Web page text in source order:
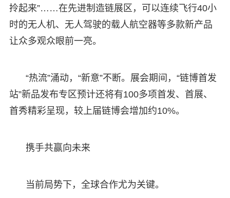
拎起来”……在先进制造链展区，可以连续飞行40小
时的无人机、无人驾驶的载人航空器等多款新产品
让众多观众眼前一亮。
“热流”涌动，“新意”不断。展会期间，“链博首发
站”新品发布专区预计还将有100多项首发、首展、
首秀精彩呈现，较上届链博会增加约10%。
携手共赢向未来
当前局势下，全球合作尤为关键。